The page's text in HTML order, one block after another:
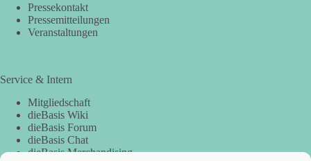
Pressekontakt
Pressemitteilungen
Veranstaltungen
Service & Intern
Mitgliedschaft
dieBasis Wiki
dieBasis Forum
dieBasis Chat
dieBasis Merchandising